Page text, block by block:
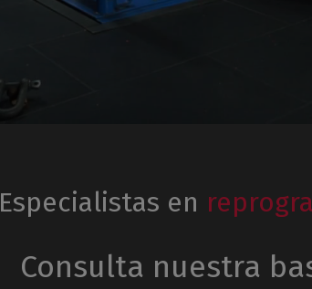
Especialistas en
Consulta nuestra